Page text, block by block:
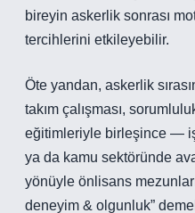
bireyin askerlik sonrası
tercihlerini etkileyebilir.
Öte yandan, askerlik
takım çalışması,
eğitimleriyle birleşince —
ya da kamu sektöründe
yönüyle önlisans
deneyim & olgunluk”